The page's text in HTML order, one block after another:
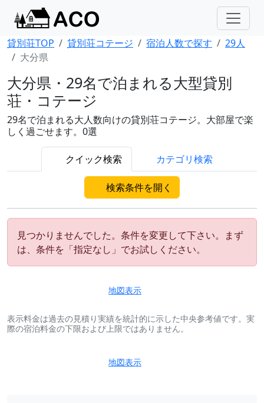
貸別荘TOP 貸別荘コテージ 宿泊人数で探す
29人
大分県
大分県・29名で泊まれる大型貸別
荘・コテージ
29名で泊まれる大人数向けの貸別荘コテージ。大部屋で楽
しく過ごせます。0選
クイック検索 カテゴリ検索
検索条件を開く
見つかりませんでした。条件を変更して下さい。まず
は、条件を「指定なし」でお試しください。
地図表示
表示料金は過去の見積り実績を統計的に示した中央参考値です。実
際の宿泊料金の下限および上限ではありません。
地図表示